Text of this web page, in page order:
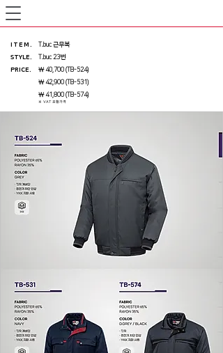
ITEM .
T.buc 근무복
STYLE.
T.buc 23번
PRICE.
※ VAT 포함가격
￦ 40,700 (TB-524)
￦ 42,900 (TB-531)
￦ 41,800 (TB-574)